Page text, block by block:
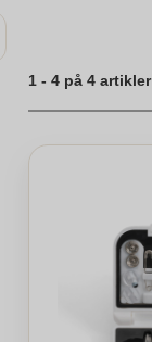
1 - 4 på 4 artikler